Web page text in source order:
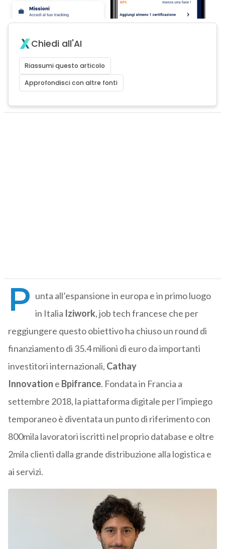
Chiedi all'AI
Riassumi questo articolo
Approfondisci con altre fonti
P unta all’espansione in europa e in primo luogo
in Italia Iziwork, job tech francese che per
reggiungere questo obiettivo ha chiuso un round di
finanziamento di 35.4 milioni di euro da importanti
investitori internazionali, Cathay
Innovation e Bpifrance. Fondata in Francia a
settembre 2018, la piattaforma digitale per l’impiego
temporaneo è diventata un punto di riferimento con
800mila lavoratori iscritti nel proprio database e oltre
2mila clienti dalla grande distribuzione alla logistica e
ai servizi.